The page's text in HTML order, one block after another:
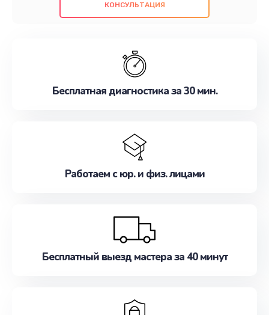
проведенных работ. Наша цель - предоставить
наилучшим образом. Не медлите записаться на
КОНСУЛЬТАЦИЯ
Бесплатная диагностика за 30 мин.
Работаем с юр. и физ. лицами
Бесплатный выезд мастера за 40 минут